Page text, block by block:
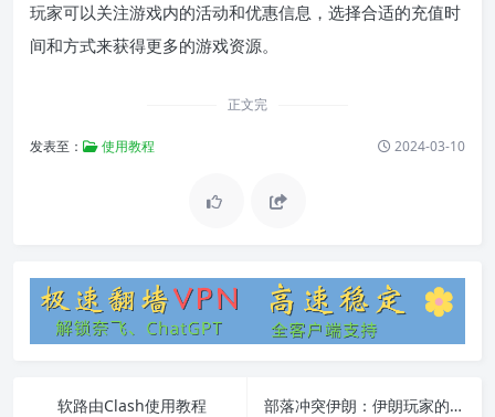
玩家可以关注游戏内的活动和优惠信息，选择合适的充值时
间和方式来获得更多的游戏资源。
正文完
发表至： 使用教程 2024-03-10
软路由Clash使用教程
部落冲突伊朗：伊朗玩家的游戏世界